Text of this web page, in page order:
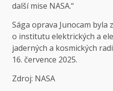
další mise NASA.“
Sága oprava Junocam
o institutu elektrických a
jaderných a kosmických
16. července 2025.
Zdroj: NASA